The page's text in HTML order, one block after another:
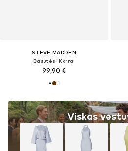
STEVE MADDEN
Basutės 'Korra'
99,90 €
Viskas